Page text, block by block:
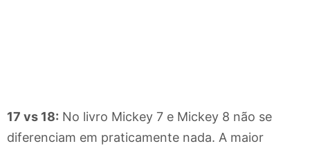
17 vs 18: No livro Mickey 7 e Mickey 8 não se
diferenciam em praticamente nada. A maior